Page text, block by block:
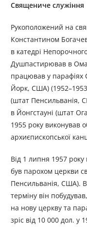
Священиче служіння
Рукоположений на
Константином
в катедрі
Душпастирював в
працював у парафіях
Йорк, США)
(штат Пенсильванія,
в Йонгстауні (штат
1955 року виконував
архиєпископської
Від 1 липня 1957
був парохом церкви
Пенсильванія, США).
терміну він
на нову церкву та
зріс від 10 000 дол. у